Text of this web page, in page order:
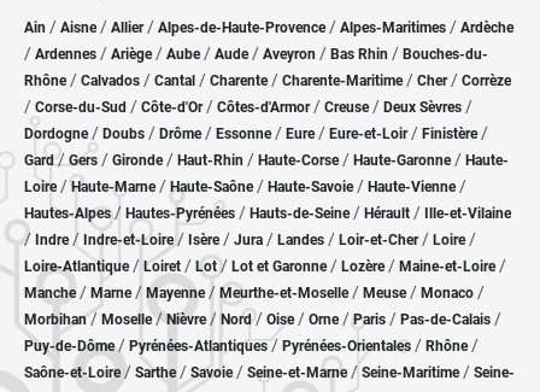
Ain / Aisne/ Allier/ Alpes-de-Haute-Provence / Alpes-Maritimes / Ardèche
/ Ardennes / Ariège/ Aube/ Aude / Aveyron / Bas Rhin / Bouches-du-
Rhône/ Calvados / Cantal / Charente / Charente-Maritime/ Cher / Corrèze
/ Corse-du-Sud / Côte-d'Or / Côtes-d'Armor/ Creuse/ Deux Sèvres /
Dordogne/ Doubs / Drôme/ Essonne / Eure/ Eure-et-Loir / Finistère/
Gard/Gers / Gironde/ Haut-Rhin / Haute-Corse/ Haute-Garonne/ Haute-
Loire/Haute-Marne/ Haute-Saône/ Haute-Savoie/ Haute-Vienne/
Hautes-Alpes/ Hautes-Pyrénées / Hauts-de-Seine/ Hérault / Ille-et-Vilaine
/ Indre/ Indre-et-Loire/ Isère/ Jura / Landes / Loir-et-Cher/ Loire/
Loire-Atlantique/ Loiret / Lot/ Lot et Garonne/ Lozère / Maine-et-Loire/
Manche/ Marne/ Mayenne/ Meurthe-et-Moselle/ Meuse/ Monaco /
Morbihan/ Moselle/ Nièvre / Nord/ Oise / Orne/Paris / Pas-de-Calais /
Puy-de-Dôme/ Pyrénées-Atlantiques / Pyrénées-Orientales / Rhône/
Saône-et-Loire/ Sarthe/ Savoie/ Seine-et-Marne/ Seine-Maritime/ Seine-